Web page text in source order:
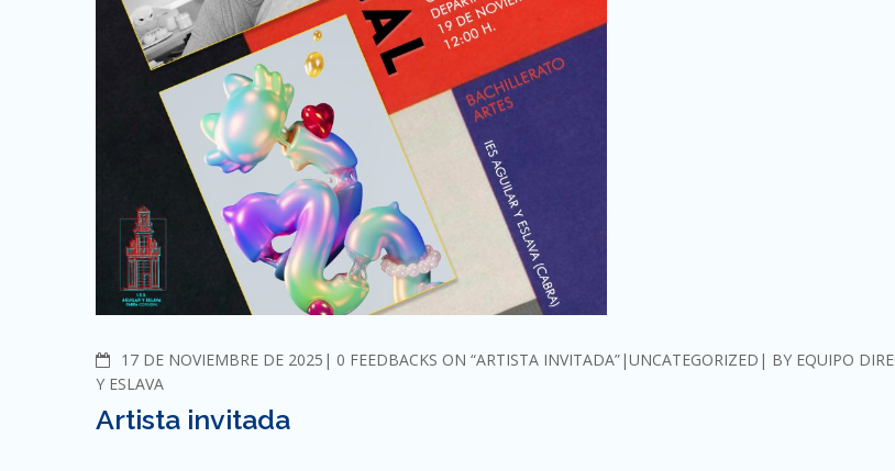
17 DE NOVIEMBRE DE 2025 COMMENTS
0 FEEDBACKS ON “ARTISTA INVITADA” UNCATEGORIZED BY EQUIPO
Y ESLAVA
Artista invitada